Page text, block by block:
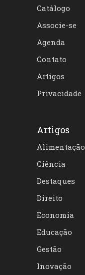
Catálogo
Associe-se
Agenda
Contato
Artigos
Privacidade
Artigos
Alimentação
Ciência
Destaques
Direito
Economia
Educação
Gestão
Inovação